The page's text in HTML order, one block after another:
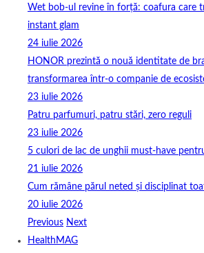
Wet bob-ul revine în forță: coafura care
instant glam
24 iulie 2026
HONOR prezintă o nouă identitate de
transformarea într-o companie de
23 iulie 2026
Patru parfumuri, patru stări, zero reguli
23 iulie 2026
5 culori de lac de unghii must‑have
21 iulie 2026
Cum rămâne părul neted și disciplinat
20 iulie 2026
Previous Next
HealthMAG